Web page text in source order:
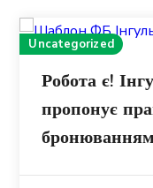
Uncategorized
Робота є!
пропонує
бронюванням